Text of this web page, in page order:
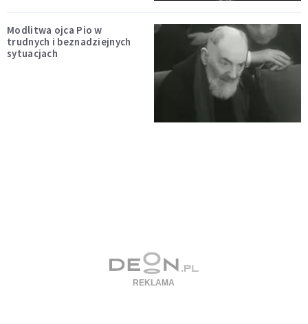
Modlitwa ojca Pio w
trudnych i beznadziejnych
sytuacjach